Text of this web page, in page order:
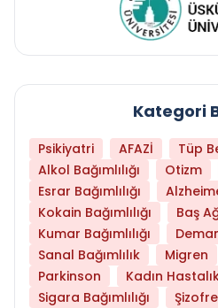
Kategori
Psikiyatri AFAZİ
Tüp
Alkol Bağımlılığı
Otizm
Esrar Bağımlılığı
Kokain Bağımlılığı
Baş
Kumar Bağımlılığı
Sanal Bağımlılık
Migren
Parkinson
Kadın
Sigara Bağımlılığı